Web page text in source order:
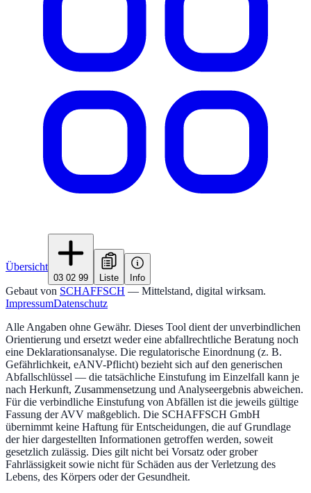
Übersicht
03 02 99 Liste Info
Gebaut von SCHAFFSCH — Mittelstand, digital wirksam.
ImpressumDatenschutz
Alle Angaben ohne Gewähr. Dieses Tool dient der unverbindlichen
Orientierung und ersetzt weder eine abfallrechtliche Beratung noch
eine Deklarationsanalyse. Die regulatorische Einordnung (z. B.
Gefährlichkeit, eANV-Pflicht) bezieht sich auf den generischen
Abfallschlüssel — die tatsächliche Einstufung im Einzelfall kann je
nach Herkunft, Zusammensetzung und Analyseergebnis abweichen.
Für die verbindliche Einstufung von Abfällen ist die jeweils gültige
Fassung der AVV maßgeblich. Die SCHAFFSCH GmbH
übernimmt keine Haftung für Entscheidungen, die auf Grundlage
der hier dargestellten Informationen getroffen werden, soweit
gesetzlich zulässig. Dies gilt nicht bei Vorsatz oder grober
Fahrlässigkeit sowie nicht für Schäden aus der Verletzung des
Lebens, des Körpers oder der Gesundheit.